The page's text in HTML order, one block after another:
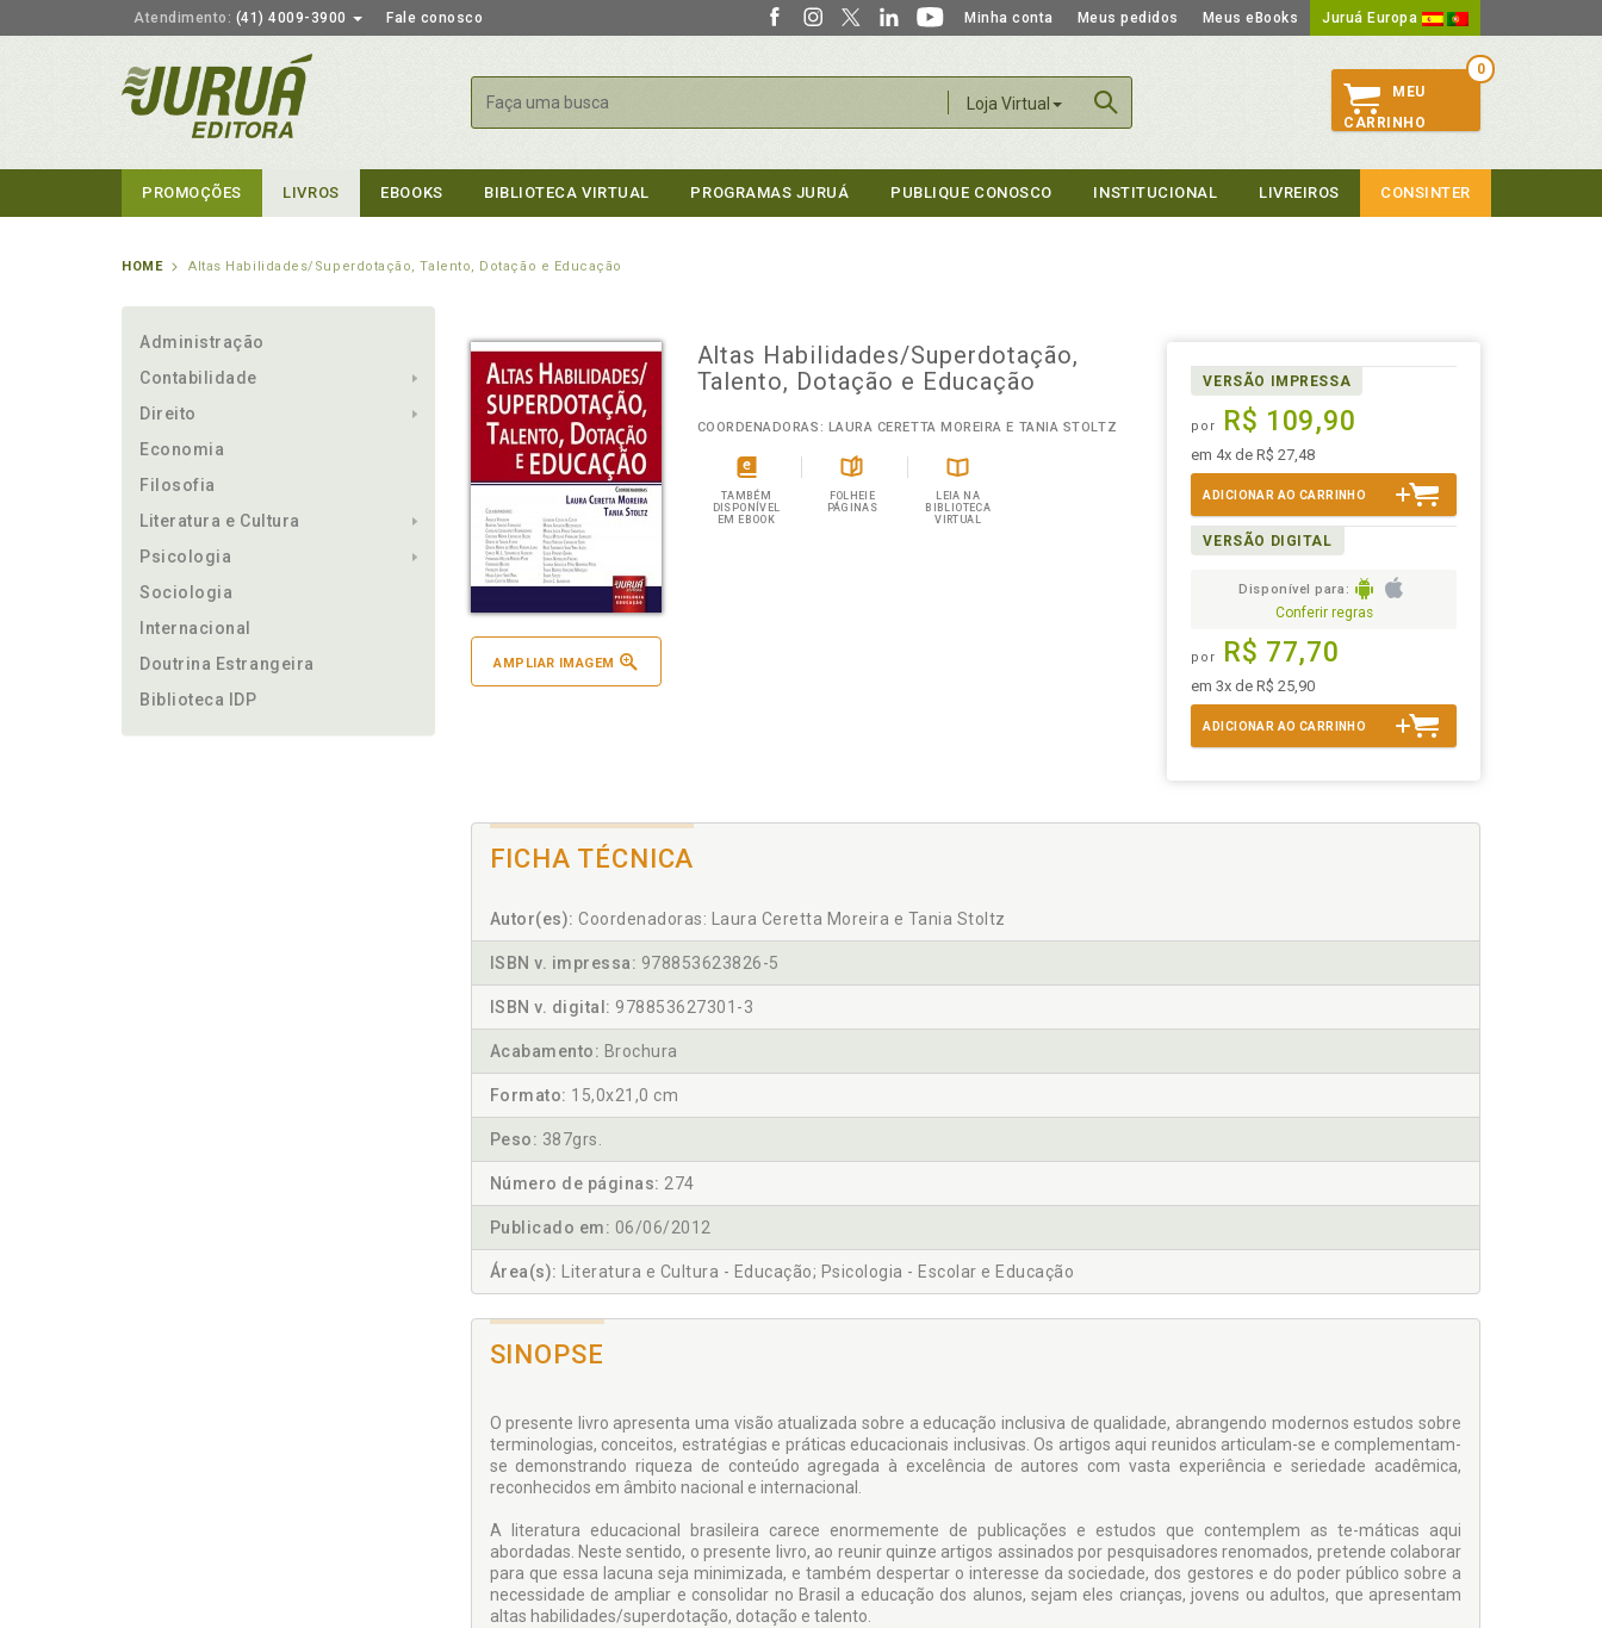
Atendimento: (41) 4009-3900 Fale conosco Minha conta Meus pedidos Meus eBooks Juruá Europa
Loja Virtual
Buscar
0
MEU
CARRINHO
PROMOÇÕES LIVROS EBOOKS BIBLIOTECA VIRTUAL PROGRAMAS JURUÁ PUBLIQUE CONOSCO INSTITUCIONAL LIVREIROS CONSINTER
HOME Altas Habilidades/Superdotação, Talento, Dotação e Educação
Administração
Contabilidade
Direito
Economia
Filosofia
Literatura e Cultura
Psicologia
Sociologia
Internacional
Doutrina Estrangeira
Biblioteca IDP
AMPLIAR IMAGEM
Altas Habilidades/Superdotação,
Talento, Dotação e Educação
COORDENADORAS: LAURA CERETTA MOREIRA E TANIA STOLTZ
TAMBÉM
DISPONÍVEL
EM EBOOK
FOLHEIE
PÁGINAS
LEIA NA
BIBLIOTECA
VIRTUAL
VERSÃO IMPRESSA
por R$ 109,90
em 4x de R$ 27,48
ADICIONAR AO CARRINHO
VERSÃO DIGITAL
Disponível para:
Conferir regras
por R$ 77,70
em 3x de R$ 25,90
ADICIONAR AO CARRINHO
FICHA TÉCNICA
Autor(es): Coordenadoras: Laura Ceretta Moreira e Tania Stoltz
ISBN v. impressa: 978853623826-5
ISBN v. digital: 978853627301-3
Acabamento: Brochura
Formato: 15,0x21,0 cm
Peso: 387grs.
Número de páginas: 274
Publicado em: 06/06/2012
Área(s): Literatura e Cultura - Educação; Psicologia - Escolar e Educação
SINOPSE
O presente livro apresenta uma visão atualizada sobre a educação inclusiva de qualidade, abrangendo modernos estudos sobre
terminologias, conceitos, estratégias e práticas educacionais inclusivas. Os artigos aqui reunidos articulam-se e complementam-
se demonstrando riqueza de conteúdo agregada à excelência de autores com vasta experiência e seriedade acadêmica,
reconhecidos em âmbito nacional e internacional.
A literatura educacional brasileira carece enormemente de publicações e estudos que contemplem as te-máticas aqui
abordadas. Neste sentido, o presente livro, ao reunir quinze artigos assinados por pesquisadores renomados, pretende colaborar
para que essa lacuna seja minimizada, e também despertar o interesse da sociedade, dos gestores e do poder público sobre a
necessidade de ampliar e consolidar no Brasil a educação dos alunos, sejam eles crianças, jovens ou adultos, que apresentam
altas habilidades/superdotação, dotação e talento.